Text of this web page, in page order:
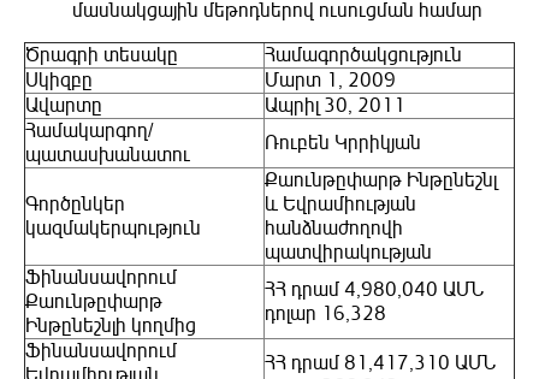
մասնակցային մեթոդներով ուսուցման համար
Ծրագրի տեսակը
Համագործակցություն
Սկիզբը
Մարտ 1, 2009
Ավարտը
Ապրիլ 30, 2011
Համակարգող/
պատասխանատու
Ռուբեն Կրրիկյան
Գործընկեր
կազմակերպություն
Քաունթըփարթ Ինթընեշնլ
և Եվրամիության
հանձնաժողովի
պատվիրակության
Ֆինանսավորում
Քաունթըփարթ
Ինթընեշնլի կողմից
ՀՀ դրամ 4,980,040 ԱՄՆ
դոլար 16,328
Ֆինանսավորում
ՀՀ դրամ 81,417,310 ԱՄՆ